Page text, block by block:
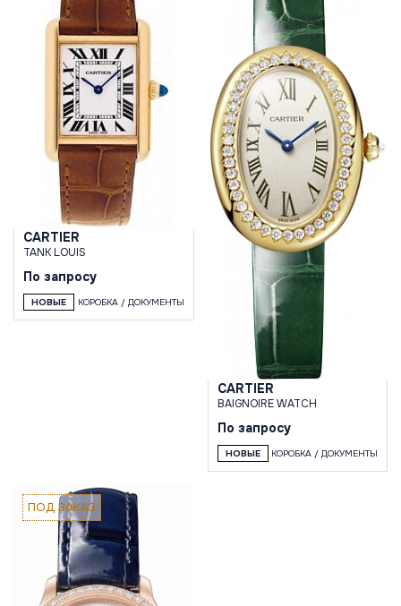
CARTIER
TANK LOUIS
По запросу
НОВЫЕ КОРОБКА / ДОКУМЕНТЫ
CARTIER
BAIGNOIRE WATCH
По запросу
НОВЫЕ КОРОБКА / ДОКУМЕНТЫ
ПОД ЗАКАЗ